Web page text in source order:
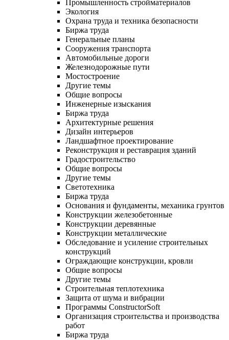
Промышленность стройматериалов
Экология
Охрана труда и техника безопасности
Биржа труда
Генеральные планы
Сооружения транспорта
Автомобильные дороги
Железнодорожные пути
Мостостроение
Другие темы
Общие вопросы
Инженерные изыскания
Биржа труда
Архитектурные решения
Дизайн интерьеров
Ландшафтное проектирование
Реконструкция и реставрация зданий
Градостроительство
Общие вопросы
Другие темы
Светотехника
Биржа труда
Основания и фундаменты, механика грунтов
Конструкции железобетонные
Конструкции деревянные
Конструкции металлические
Обследование и усиление строительных
конструкций
Ограждающие конструкции, кровли
Общие вопросы
Другие темы
Строительная теплотехника
Защита от шума и вибрации
Программы ConstructorSoft
Организация строительства и производства
работ
Биржа труда